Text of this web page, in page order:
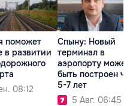
поможет
в развитии
08:12
Спыну: Новый
терминал в
аэропорту может
быть построен
5-7 лет
5 Авг. 06:45